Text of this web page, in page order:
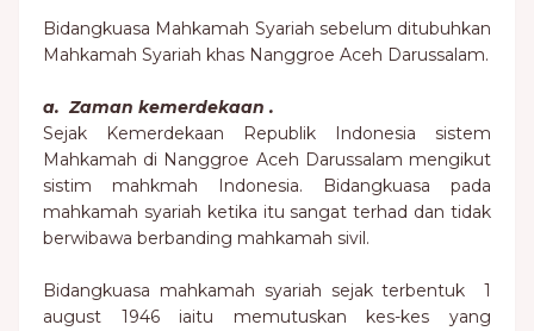
Bidangkuasa Mahkamah Syariah sebelum ditubuhkan
Mahkamah Syariah khas Nanggroe Aceh Darussalam.
a. Zaman kemerdekaan .
Sejak Kemerdekaan Republik Indonesia sistem
Mahkamah di Nanggroe Aceh Darussalam mengikut
sistim mahkmah Indonesia. Bidangkuasa pada
mahkamah syariah ketika itu sangat terhad dan tidak
berwibawa berbanding mahkamah sivil.
Bidangkuasa mahkamah syariah sejak terbentuk 1
august 1946 iaitu memutuskan kes-kes yang